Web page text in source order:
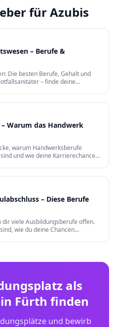
für Azubis
– Berufe &
Die besten Berufe, Gehalt und
– finde deine
Warum das Handwerk
warum Handwerksberufe
und wie deine Karrierechancen
– Diese Berufe
viele Ausbildungsberufe offen.
wie du deine Chancen
als
Fürth finden
und bewirb